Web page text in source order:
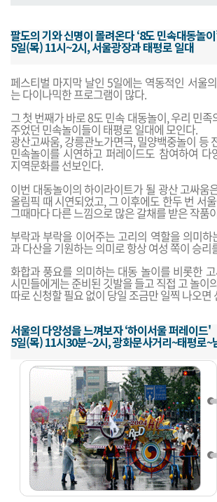
팔도의 기와 신명이 몰려온다 ‘8도 민속대동놀이
5일(목) 11시~2시, 서울광장과 태평로 일대
페스티벌 마지막 날인 5일에는 역동적인 서울
는 다이나믹한 프로그램이 많다.
그 첫 번째가 바로 8도 민속 대동놀이, 우리 민족
주었던 민속놀이들이 태평로 일대에 모인다.
광산고싸움, 강릉관노가면극, 밀양백중놀이 등
민속놀이를 시연하고 퍼레이드도 참여하여 다
지역문화를 선보인다.
이번 대동놀이의 하이라이트가 될 광산 고싸움
올림픽 때 시연되었고, 그 이후에도 한두 번 서
그때마다 다른 느낌으로 많은 갈채를 받은 작품
부락과 부락을 이어주는 고리의 역할을 의미하
과 다산을 기원하는 의미로 항상 여성 쪽이 승리
화합과 풍요를 의미하는 대동 놀이를 비롯한
시민들에게는 준비된 깃발을 들고 직접 고 놀이
따로 신청할 필요 없이 당일 조금만 일찍 나오
서울의 다양성을 느껴보자 ‘하이서울 퍼레이드'
5일(목) 11시30분~2시, 광화문사거리~태평로~